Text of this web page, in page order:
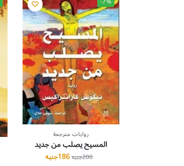
روايات مترجمة
المسيح يصلب من جديد
200جنيه186جنيه